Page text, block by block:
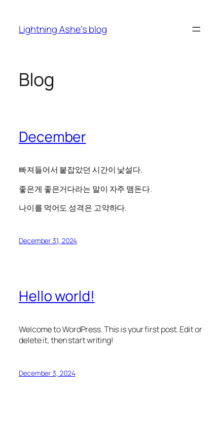
content
Lightning Ashe's blog
Blog
December
빠져들어서 붙잡았던 시간이 낯설다.
좋은게 좋은거다라는 말이 자주 맴돈다.
나이를 먹어도 성격은 고약하다.
December 31, 2024
Hello world!
Welcome to WordPress. This is your first post. Edit or
delete it, then start writing!
December 3, 2024